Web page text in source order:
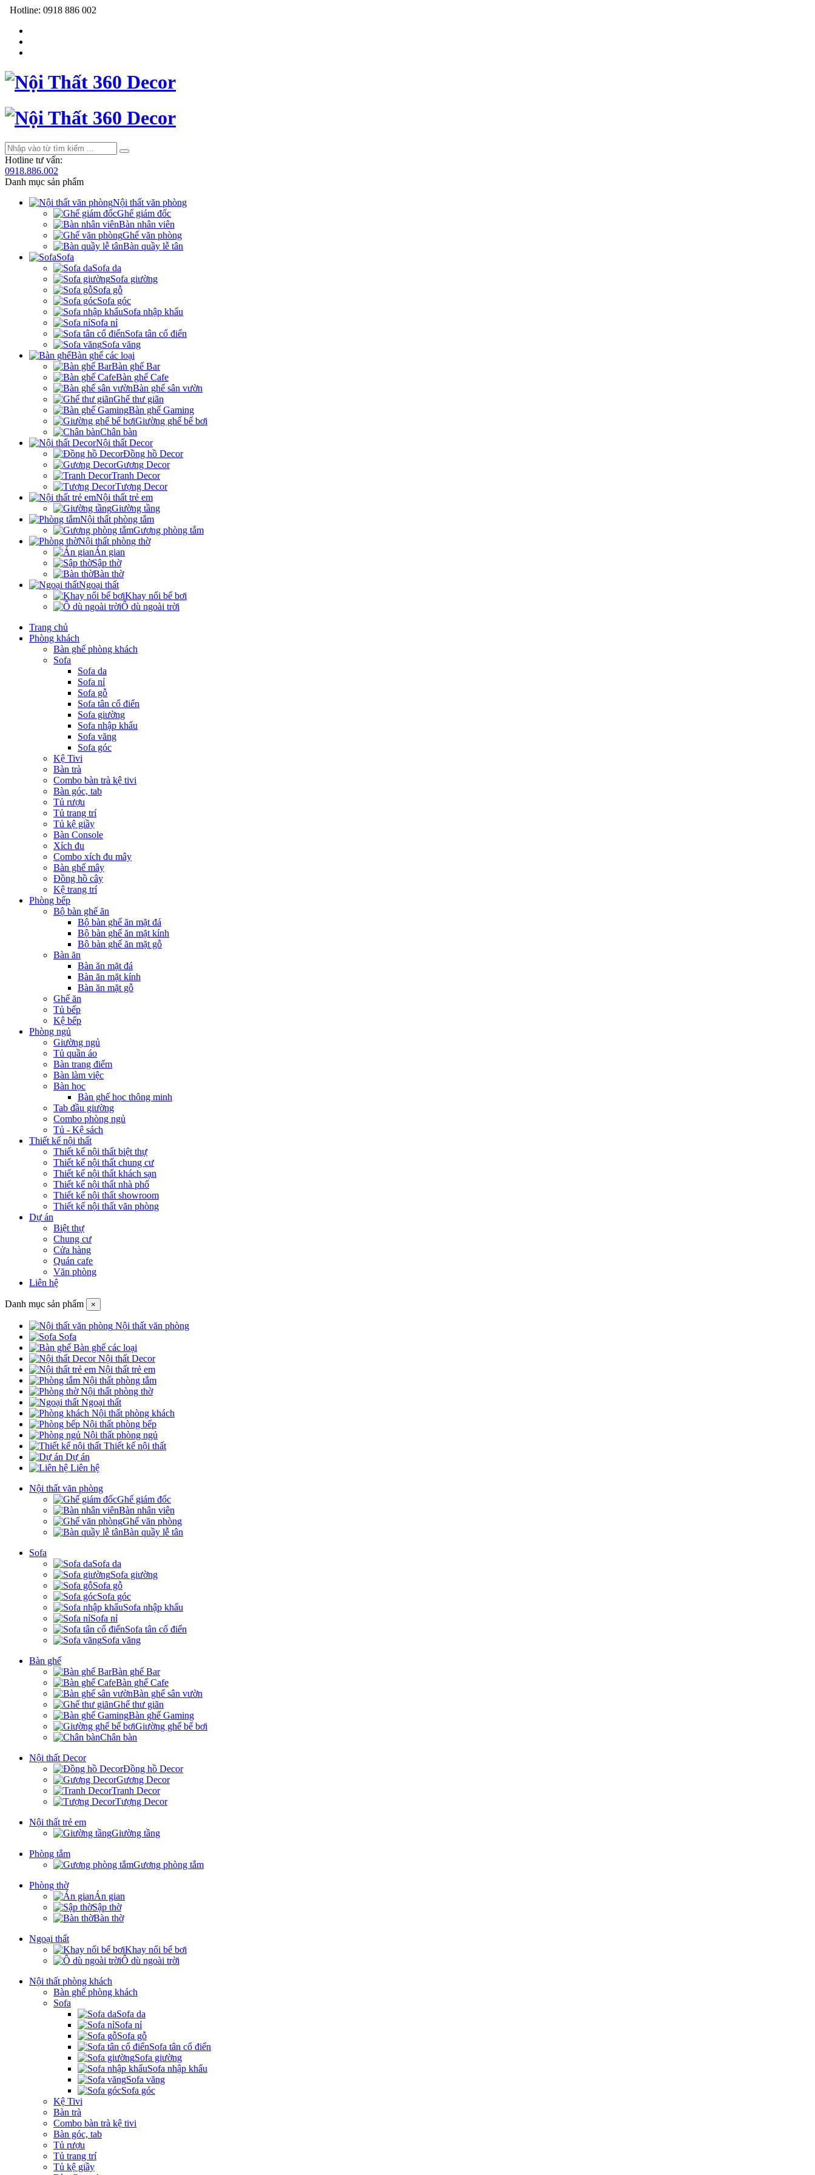
Hotline: 0918 886 002
Hotline tư vấn:
0918.886.002
Danh mục sản phẩm
Nội thất văn phòng
Ghế giám đốc
Bàn nhân viên
Ghế văn phòng
Bàn quầy lễ tân
Sofa
Sofa da
Sofa giường
Sofa gỗ
Sofa góc
Sofa nhập khẩu
Sofa nỉ
Sofa tân cổ điển
Sofa văng
Bàn ghế các loại
Bàn ghế Bar
Bàn ghế Cafe
Bàn ghế sân vườn
Ghế thư giãn
Bàn ghế Gaming
Giường ghế bể bơi
Chân bàn
Nội thất Decor
Đồng hồ Decor
Gương Decor
Tranh Decor
Tượng Decor
Nội thất trẻ em
Giường tầng
Nội thất phòng tắm
Gương phòng tắm
Nội thất phòng thờ
Án gian
Sập thờ
Bàn thờ
Ngoại thất
Khay nổi bể bơi
Ô dù ngoài trời
Trang chủ
Phòng khách
Bàn ghế phòng khách
Sofa
Sofa da
Sofa nỉ
Sofa gỗ
Sofa tân cổ điển
Sofa giường
Sofa nhập khẩu
Sofa văng
Sofa góc
Kệ Tivi
Bàn trà
Combo bàn trà kệ tivi
Bàn góc, tab
Tủ rượu
Tủ trang trí
Tủ kệ giầy
Bàn Console
Xích đu
Combo xích đu mây
Bàn ghế mây
Đồng hồ cây
Kệ trang trí
Phòng bếp
Bộ bàn ghế ăn
Bộ bàn ghế ăn mặt đá
Bộ bàn ghế ăn mặt kính
Bộ bàn ghế ăn mặt gỗ
Bàn ăn
Bàn ăn mặt đá
Bàn ăn mặt kính
Bàn ăn mặt gỗ
Ghế ăn
Tủ bếp
Kệ bếp
Phòng ngủ
Giường ngủ
Tủ quần áo
Bàn trang điểm
Bàn làm việc
Bàn học
Bàn ghế học thông minh
Tab đầu giường
Combo phòng ngủ
Tủ - Kệ sách
Thiết kế nội thất
Thiết kế nội thất biệt thự
Thiết kế nội thất chung cư
Thiết kế nội thất khách sạn
Thiết kế nội thất nhà phố
Thiết kế nội thất showroom
Thiết kế nội thất văn phòng
Dự án
Biệt thự
Chung cư
Cửa hàng
Quán cafe
Văn phòng
Liên hệ
Danh mục sản phẩm ×
Nội thất văn phòng
Sofa
Bàn ghế các loại
Nội thất Decor
Nội thất trẻ em
Nội thất phòng tắm
Nội thất phòng thờ
Ngoại thất
Nội thất phòng khách
Nội thất phòng bếp
Nội thất phòng ngủ
Thiết kế nội thất
Dự án
Liên hệ
Nội thất văn phòng
Ghế giám đốc
Bàn nhân viên
Ghế văn phòng
Bàn quầy lễ tân
Sofa
Sofa da
Sofa giường
Sofa gỗ
Sofa góc
Sofa nhập khẩu
Sofa nỉ
Sofa tân cổ điển
Sofa văng
Bàn ghế
Bàn ghế Bar
Bàn ghế Cafe
Bàn ghế sân vườn
Ghế thư giãn
Bàn ghế Gaming
Giường ghế bể bơi
Chân bàn
Nội thất Decor
Đồng hồ Decor
Gương Decor
Tranh Decor
Tượng Decor
Nội thất trẻ em
Giường tầng
Phòng tắm
Gương phòng tắm
Phòng thờ
Án gian
Sập thờ
Bàn thờ
Ngoại thất
Khay nổi bể bơi
Ô dù ngoài trời
Nội thất phòng khách
Bàn ghế phòng khách
Sofa
Sofa da
Sofa nỉ
Sofa gỗ
Sofa tân cổ điển
Sofa giường
Sofa nhập khẩu
Sofa văng
Sofa góc
Kệ Tivi
Bàn trà
Combo bàn trà kệ tivi
Bàn góc, tab
Tủ rượu
Tủ trang trí
Tủ kệ giầy